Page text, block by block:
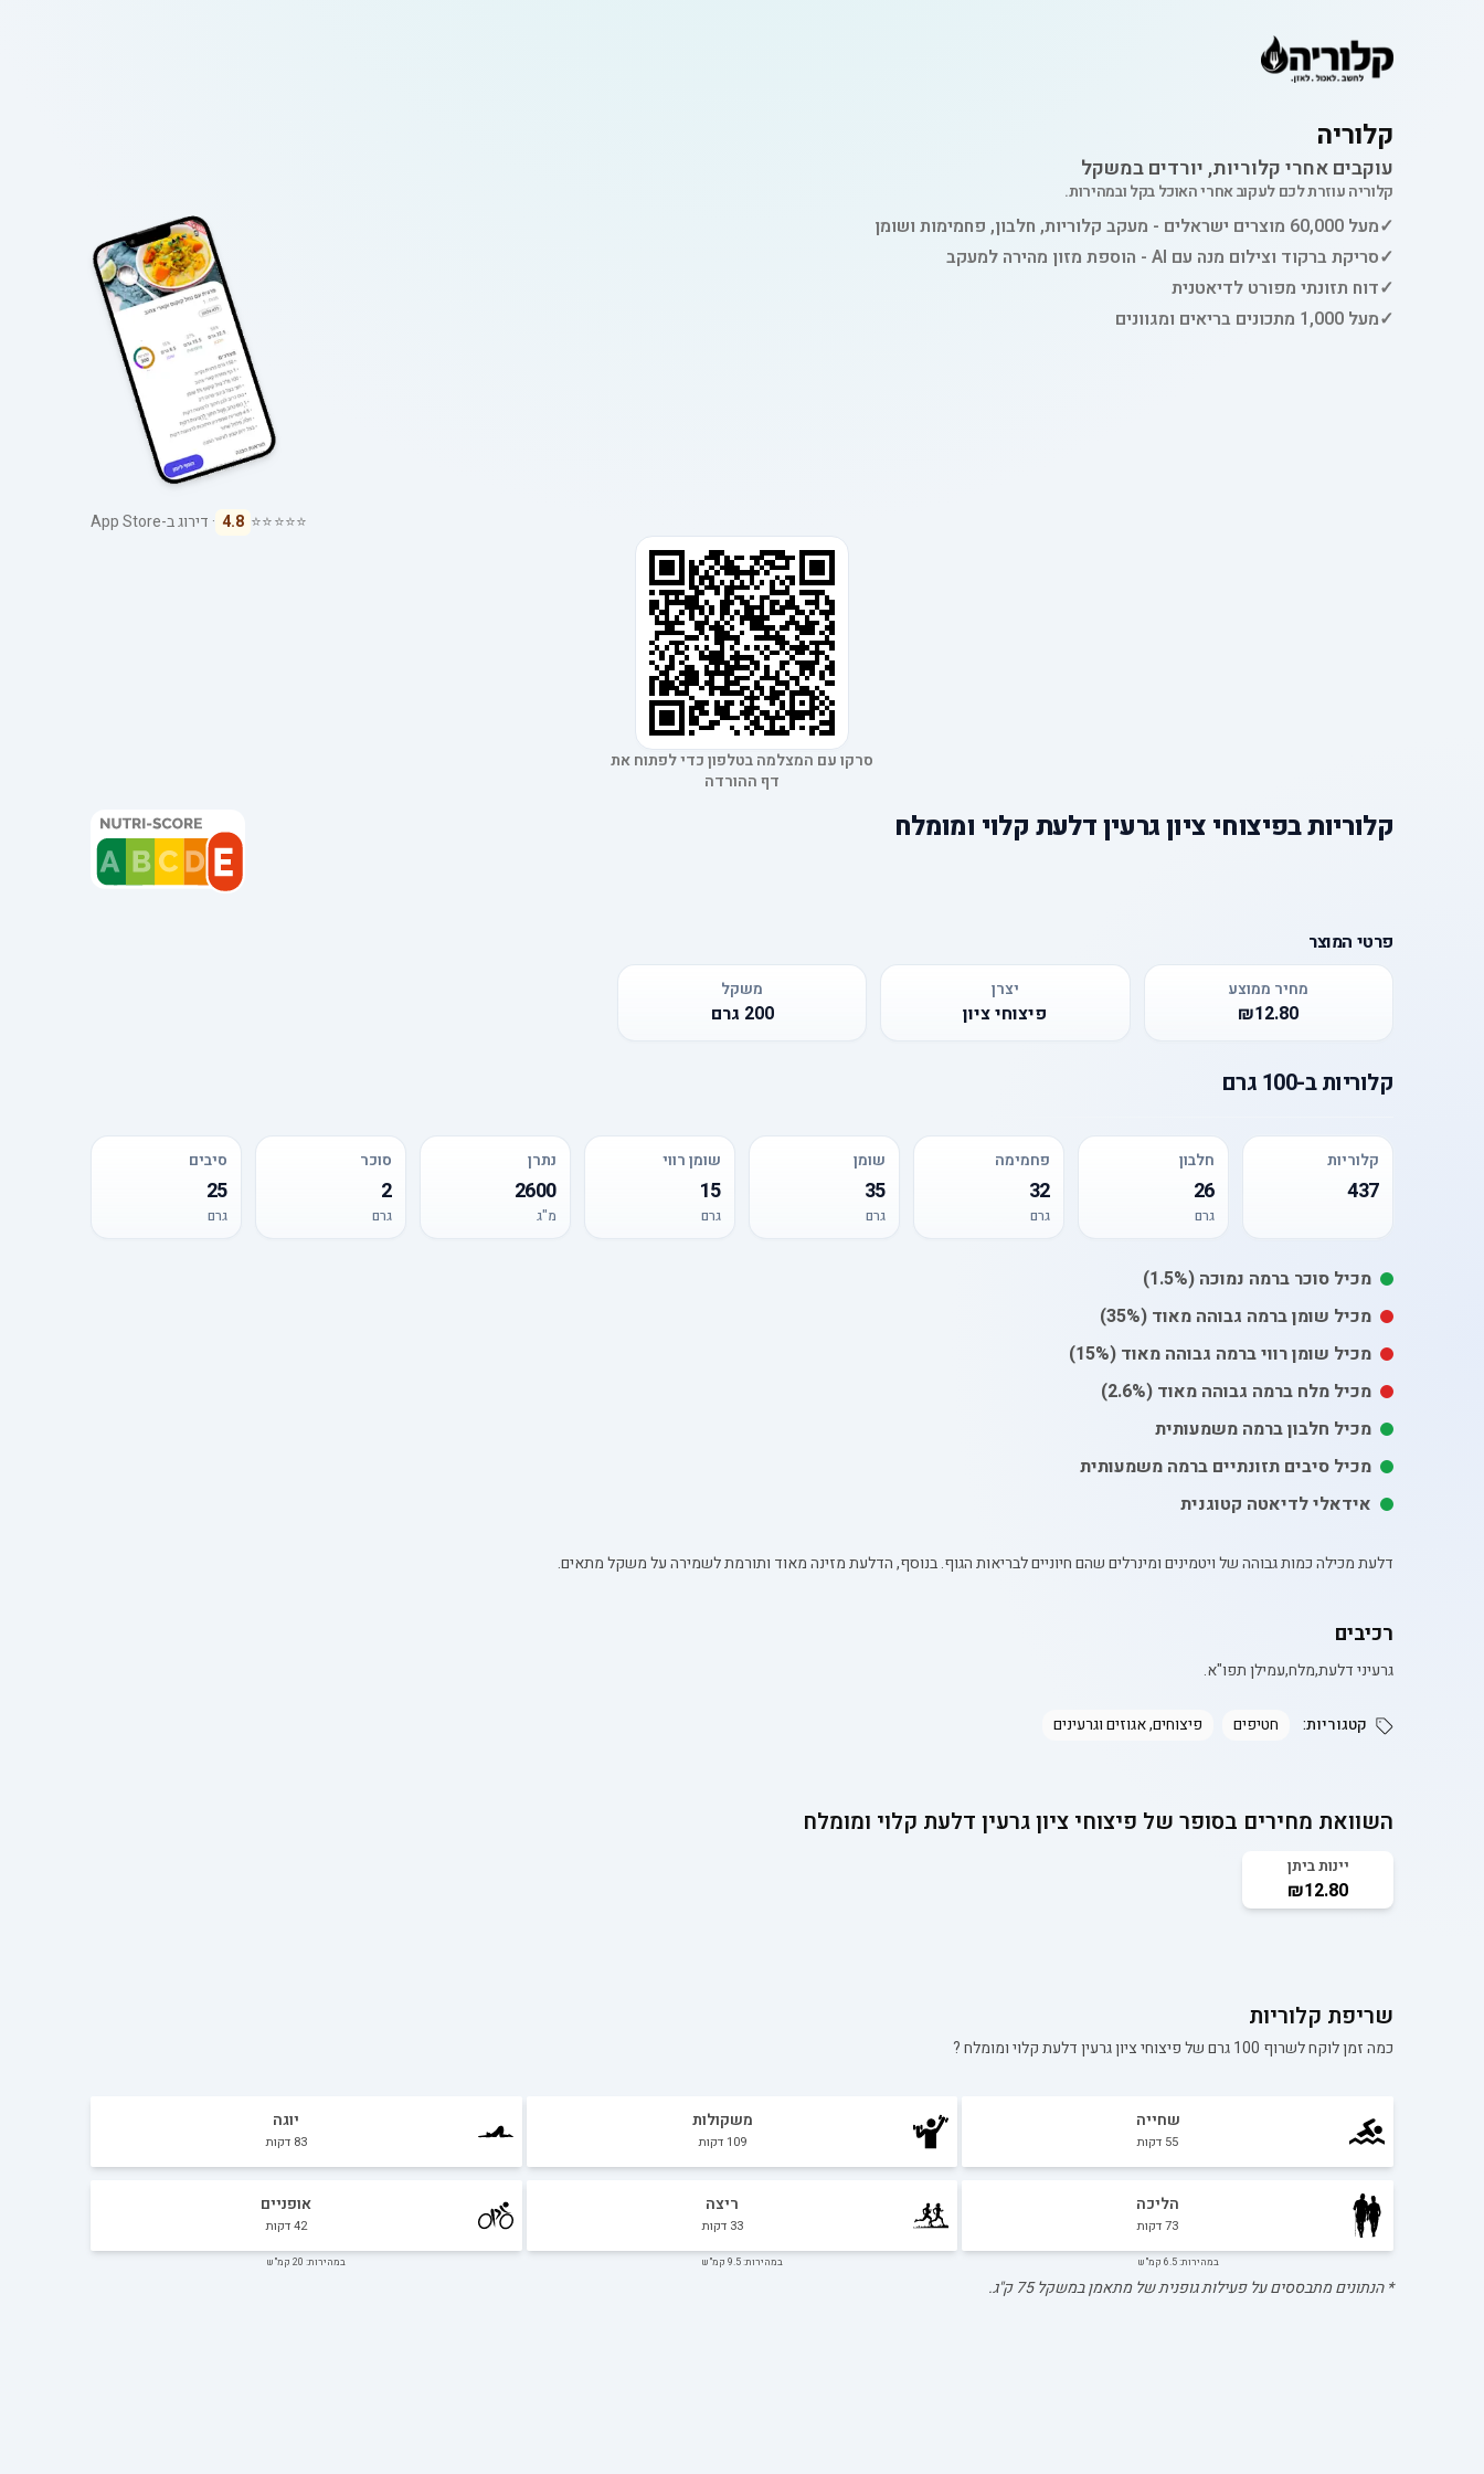
קלוריה
עוקבים אחרי קלוריות, יורדים במשקל
קלוריה עוזרת לכם לעקוב אחרי האוכל בקל ובמהירות.
✓מעל 60,000 מוצרים ישראלים - מעקב קלוריות, חלבון, פחמימות ושומן
✓סריקת ברקוד וצילום מנה עם AI - הוספת מזון מהירה למעקב
✓דוח תזונתי מפורט לדיאטנית
✓מעל 1,000 מתכונים בריאים ומגוונים
⭐⭐⭐⭐⭐
4.8 · דירוג ב-App Store
סרקו עם המצלמה בטלפון כדי לפתוח את
דף ההורדה
קלוריותבפיצוחי ציון גרעין דלעת קלוי ומומלח
פרטי המוצר
מחיר ממוצע
₪12.80
יצרן
פיצוחי ציון
משקל
200 גרם
קלוריותב-100 גרם
קלוריות
437
חלבון
26
גרם
פחמימה
32
גרם
שומן
35
גרם
שומן רווי
15
גרם
נתרן
2600
מ"ג
סוכר
2
גרם
סיבים
25
גרם
מכיל סוכר ברמה נמוכה (1.5%)
מכיל שומןברמה גבוהה מאוד (35%)
מכיל שומן רוויברמה גבוהה מאוד (15%)
מכיל מלח ברמה גבוהה מאוד (2.6%)
מכיל חלבון ברמה משמעותית
מכיל סיבים תזונתיים ברמה משמעותית
אידאלי לדיאטה קטוגנית
דלעת מכילה כמות גבוהה של ויטמינים ומינרלים שהם חיוניים לבריאות הגוף. בנוסף, הדלעת מזינה מאוד ותורמת לשמירה על משקל מתאים.
רכיבים
גרעיני דלעת,מלח,עמילן תפו"א.
קטגוריות: חטיפים פיצוחים, אגוזים וגרעינים
השוואת מחירים בסופר של פיצוחי ציון גרעין דלעת קלוי ומומלח
יינות ביתן
₪12.80
שריפת קלוריות
כמה זמן לוקח לשרוף 100 גרם של פיצוחי ציון גרעין דלעת קלוי ומומלח?
שחייה
55 דקות
משקולות
109 דקות
יוגה
83 דקות
הליכה
73דקות
במהירות: 6.5 קמ"ש
ריצה
33 דקות
במהירות: 9.5 קמ"ש
אופניים
42דקות
במהירות: 20 קמ"ש
* הנתונים מתבססים על פעילות גופנית של מתאמן במשקל75ק"ג.